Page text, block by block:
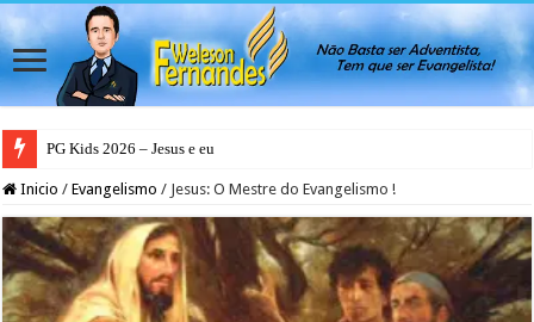
PG Kids 2026 – Jesus e eu
Inicio / Evangelismo / Jesus: O Mestre do Evangelismo !